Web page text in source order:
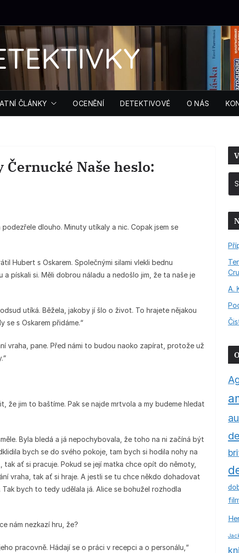
ČLÁNKY OCENĚNÍ DETEKTIVOVÉ O NÁS
Naše heslo:
podezřele dlouho. Minuty utíkaly a nic. Copak jsem se
Hubert s Oskarem. Společnými silami vlekli bednu
a pískali si. Měli dobrou náladu a nedošlo jim, že ta naše je
odsud utíká. Běžela, jakoby jí šlo o život. To hrajete nějakou
se s Oskarem přidáme.“
vraha, pane. Před námi to budou naoko zapírat, protože už
že jim to baštíme. Pak se najde mrtvola a my budeme hledat
Byla bledá a já nepochybovala, že toho na ni začíná být
bych se do svého pokoje, tam bych si hodila nohy na
ať si pracuje. Pokud se její matka chce opít do němoty,
vraha, tak ať si hraje. A jestli se tu chce někdo dohadovat
bych to tedy udělala já. Alice se bohužel rozhodla
nám nezkazí hru, že?
pracovně. Hádají se o práci v recepci a o personálu,“
A.